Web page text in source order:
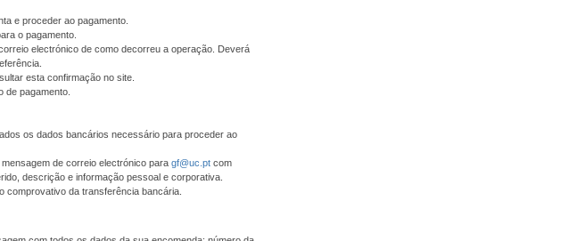
e proceder ao pagamento.
o pagamento.
electrónico de como decorreu a operação. Deverá
esta confirmação no site.
de pagamento.
os dados bancários necessário para proceder ao
de correio electrónico para gf@uc.pt com
descrição e informação pessoal e corporativa.
da transferência bancária.